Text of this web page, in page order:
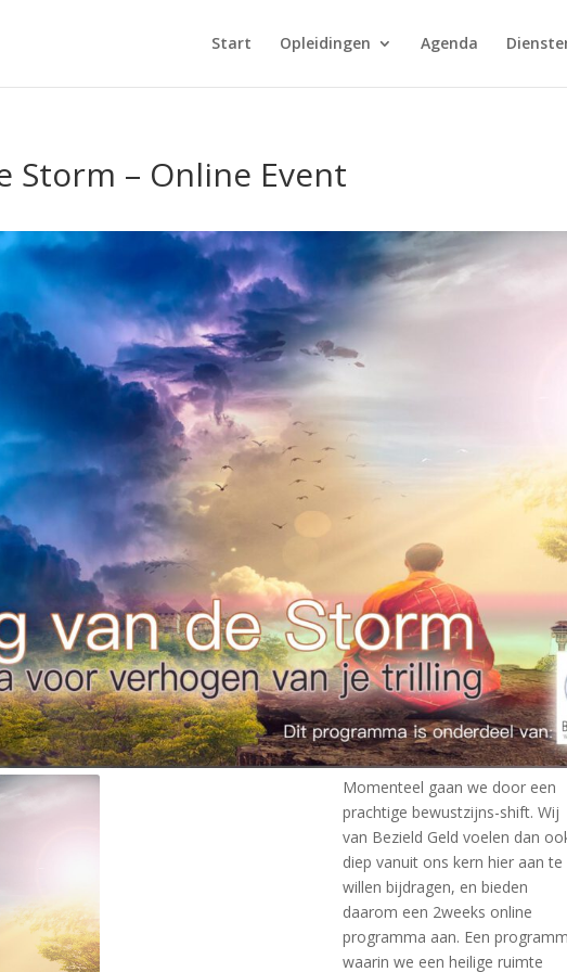
Start Opleidingen Agenda
Storm – Online Event
Momenteel gaan we door een
prachtige bewustzijns-shift. Wij
van Bezield Geld voelen dan
diep vanuit ons kern hier aan te
willen bijdragen, en bieden
daarom een 2weeks online
programma aan. Een
waarin we een heilige ruimte